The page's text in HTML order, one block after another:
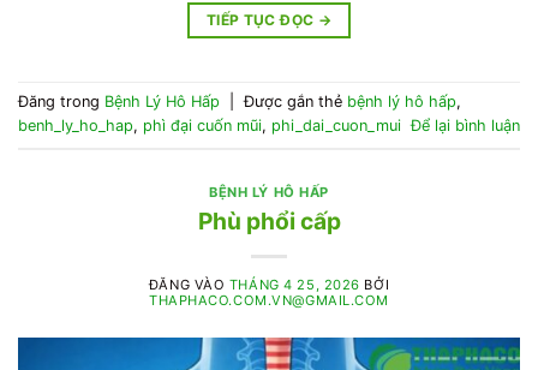
TIẾP TỤC ĐỌC →
Đăng trong Bệnh Lý Hô Hấp Được gắn thẻ bệnh lý hô hấp,
benh_ly_ho_hap, phì đại cuốn mũi, phi_dai_cuon_mui Để lại bình luận
BỆNH LÝ HÔ HẤP
Phù phổi cấp
ĐĂNG VÀO THÁNG 4 25, 2026 BỞI
THAPHACO.COM.VN@GMAIL.COM